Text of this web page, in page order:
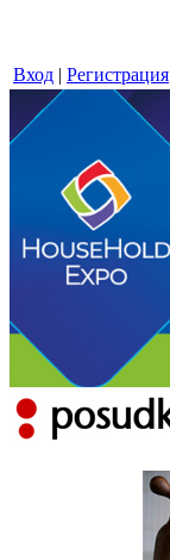
Вход | Регистрация